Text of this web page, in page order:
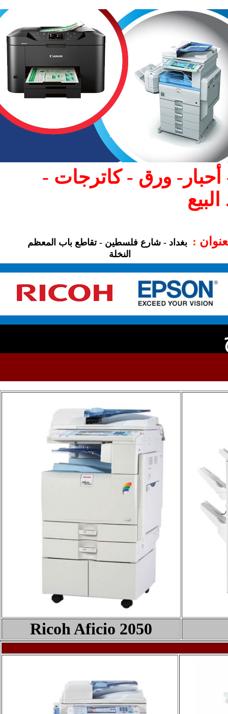
أحبار- ورق - كاترجات -
: بغداد - شارع فلسطين - تقاطع باب المعظم
النخلة
Ricoh Aficio 2050